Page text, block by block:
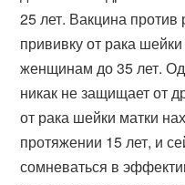
25 лет. Вакцина против
прививку от рака
женщинам до 35 лет.
никак не защищает от
от рака шейки матки
протяжении 15 лет, и
сомневаться в